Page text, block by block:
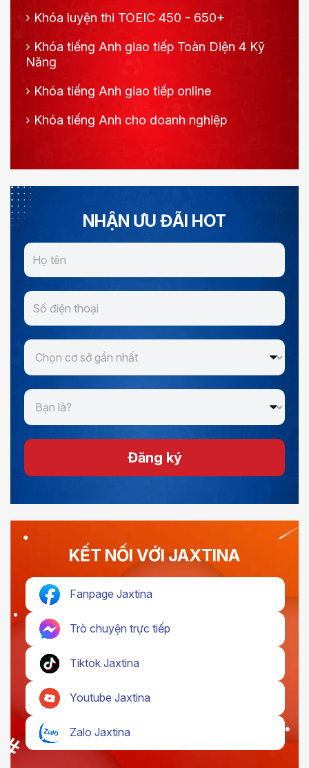
› Khóa luyện thi TOEIC 450 - 650+
› Khóa tiếng Anh giao tiếp Toàn Diện 4 Kỹ
Năng
› Khóa tiếng Anh giao tiếp online
› Khóa tiếng Anh cho doanh nghiệp
NHẬN ƯU ĐÃI HOT
Đăng ký
KẾT NỐI VỚI JAXTINA
Fanpage Jaxtina
Trò chuyện trực tiếp
Tiktok Jaxtina
Youtube Jaxtina
Zalo Jaxtina